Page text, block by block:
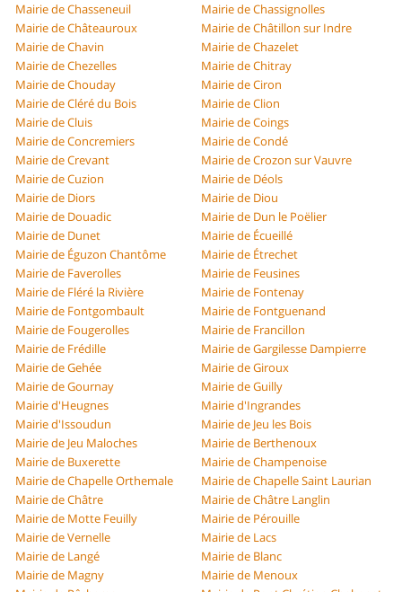
Mairie de Chasseneuil
Mairie de Chassignolles
Mairie de Châteauroux
Mairie de Châtillon sur Indre
Mairie de Chavin
Mairie de Chazelet
Mairie de Chezelles
Mairie de Chitray
Mairie de Chouday
Mairie de Ciron
Mairie de Cléré du Bois
Mairie de Clion
Mairie de Cluis
Mairie de Coings
Mairie de Concremiers
Mairie de Condé
Mairie de Crevant
Mairie de Crozon sur Vauvre
Mairie de Cuzion
Mairie de Déols
Mairie de Diors
Mairie de Diou
Mairie de Douadic
Mairie de Dun le Poëlier
Mairie de Dunet
Mairie de Écueillé
Mairie de Éguzon Chantôme
Mairie de Étrechet
Mairie de Faverolles
Mairie de Feusines
Mairie de Fléré la Rivière
Mairie de Fontenay
Mairie de Fontgombault
Mairie de Fontguenand
Mairie de Fougerolles
Mairie de Francillon
Mairie de Frédille
Mairie de Gargilesse Dampierre
Mairie de Gehée
Mairie de Giroux
Mairie de Gournay
Mairie de Guilly
Mairie d'Heugnes
Mairie d'Ingrandes
Mairie d'Issoudun
Mairie de Jeu les Bois
Mairie de Jeu Maloches
Mairie de Berthenoux
Mairie de Buxerette
Mairie de Champenoise
Mairie de Chapelle Orthemale
Mairie de Chapelle Saint Laurian
Mairie de Châtre
Mairie de Châtre Langlin
Mairie de Motte Feuilly
Mairie de Pérouille
Mairie de Vernelle
Mairie de Lacs
Mairie de Langé
Mairie de Blanc
Mairie de Magny
Mairie de Menoux